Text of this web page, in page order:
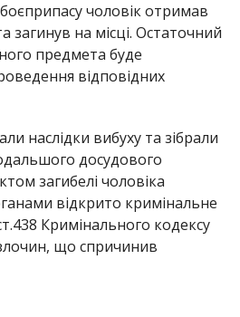
чоловік отримав
загинув на місці. Остаточний
предмета буде
відповідних
наслідки вибуху та зібрали
досудового
загибелі чоловіка
відкрито кримінальне
Кримінального кодексу
що спричинив